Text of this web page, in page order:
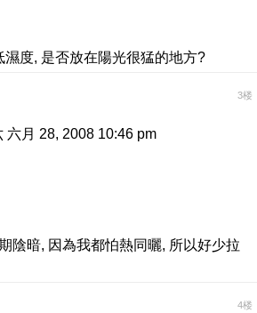
度, 是否放在陽光很猛的地方?
3楼
六月 28, 2008 10:46 pm
陰暗, 因為我都怕熱同曬, 所以好少拉
4楼